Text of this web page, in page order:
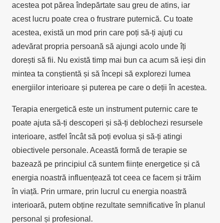
acestea pot părea îndepărtate sau greu de atins, iar
acest lucru poate crea o frustrare puternică. Cu toate
acestea, există un mod prin care poți să-ți ajuți cu
adevărat propria persoană să ajungi acolo unde îți
dorești să fii. Nu există timp mai bun ca acum să ieși din
mintea ta conștientă și să începi să explorezi lumea
energiilor interioare și puterea pe care o deții în acestea.
Terapia energetică este un instrument puternic care te
poate ajuta să-ți descoperi și să-ți deblochezi resursele
interioare, astfel încât să poți evolua și să-ți atingi
obiectivele personale. Această formă de terapie se
bazează pe principiul că suntem ființe energetice și că
energia noastră influențează tot ceea ce facem și trăim
în viață. Prin urmare, prin lucrul cu energia noastră
interioară, putem obține rezultate semnificative în planul
personal și profesional.